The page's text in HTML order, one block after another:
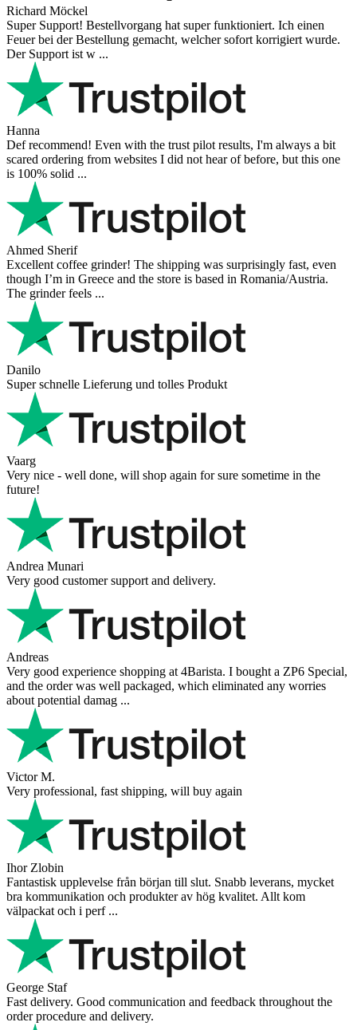
Richard Möckel
Super Support! Bestellvorgang hat super funktioniert. Ich einen
Feuer bei der Bestellung gemacht, welcher sofort korrigiert wurde.
Der Support ist w ...
Hanna
Def recommend! Even with the trust pilot results, I'm always a bit
scared ordering from websites I did not hear of before, but this one
is 100% solid ...
Ahmed Sherif
Excellent coffee grinder! The shipping was surprisingly fast, even
though I’m in Greece and the store is based in Romania/Austria.
The grinder feels ...
Danilo
Super schnelle Lieferung und tolles Produkt
Vaarg
Very nice - well done, will shop again for sure sometime in the
future!
Andrea Munari
Very good customer support and delivery.
Andreas
Very good experience shopping at 4Barista. I bought a ZP6 Special,
and the order was well packaged, which eliminated any worries
about potential damag ...
Victor M.
Very professional, fast shipping, will buy again
Ihor Zlobin
Fantastisk upplevelse från början till slut. Snabb leverans, mycket
bra kommunikation och produkter av hög kvalitet. Allt kom
välpackat och i perf ...
George Staf
Fast delivery. Good communication and feedback throughout the
order procedure and delivery.